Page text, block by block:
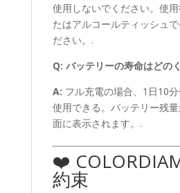
使用しないでください。使
たはアルコールティッシュ
ださい。.
Q: バッテリーの寿命はどの
A: フル充電の場合、1日10
使用できる。バッテリー残
面に表示されます。.
❤️
約束